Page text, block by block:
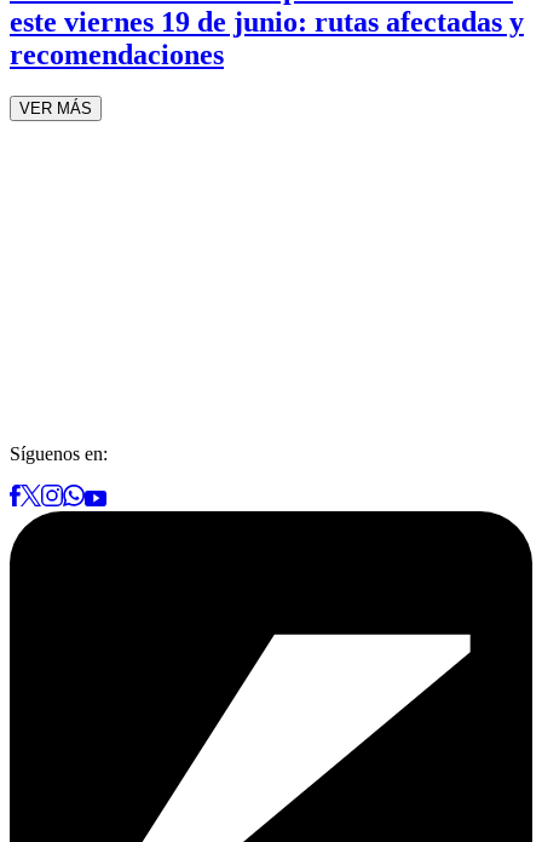
este viernes 19 de junio: rutas afectadas y
recomendaciones
VER MÁS
Síguenos en: